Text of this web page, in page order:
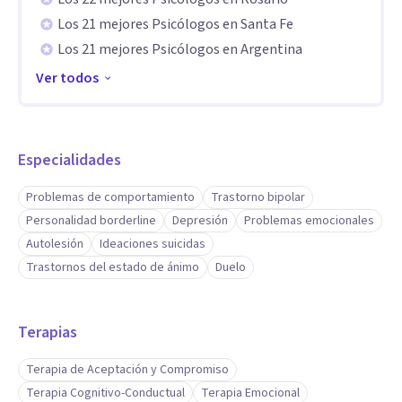
que atraviesan crisis emocionales intensas.
Los 21 mejores Psicólogos en Santa Fe
Los 21 mejores Psicólogos en Argentina
Ver todos
Especialidades
Problemas de comportamiento
Trastorno bipolar
Personalidad borderline
Depresión
Problemas emocionales
Autolesión
Ideaciones suicidas
Trastornos del estado de ánimo
Duelo
Terapias
Terapia de Aceptación y Compromiso
Terapia Cognitivo-Conductual
Terapia Emocional